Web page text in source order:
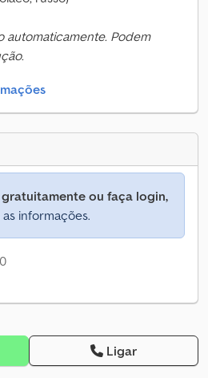
automaticamente. Podem
gratuitamente ou faça login,
informações.
Ligar